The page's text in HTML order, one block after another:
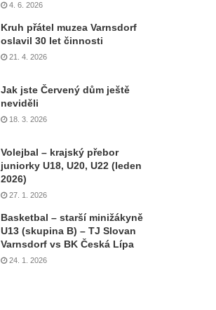
4. 6. 2026
Kruh přátel muzea Varnsdorf
oslavil 30 let činnosti
21. 4. 2026
Jak jste Červený dům ještě
neviděli
18. 3. 2026
Volejbal – krajský přebor
juniorky U18, U20, U22 (leden
2026)
27. 1. 2026
Basketbal – starší minižákyně
U13 (skupina B) – TJ Slovan
Varnsdorf vs BK Česká Lípa
24. 1. 2026